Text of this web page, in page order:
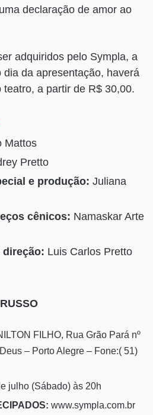
declaração de amor ao
adquiridos pelo Sympla, a
da apresentação, haverá
a partir de R$ 30,00.
Mattos
Pretto
e produção: Juliana
cênicos: Namaskar Arte
direção: Luis Carlos Pretto
FILHO, Rua Grão Pará nº
– Porto Alegre – Fone:( 51)
julho (Sábado) às 20h
www.sympla.com.br